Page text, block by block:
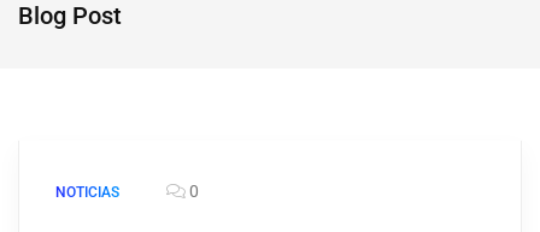
Blog Post
NOTICIAS 0